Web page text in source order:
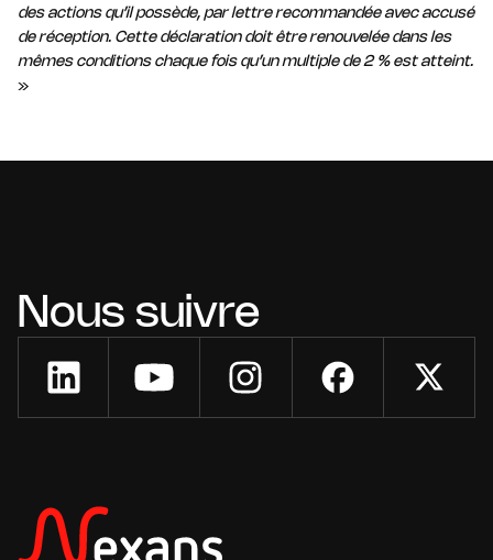
des actions qu’il possède, par lettre recommandée avec accusé
de réception. Cette déclaration doit être renouvelée dans les
mêmes conditions chaque fois qu’un multiple de 2 % est atteint.
»
Nous suivre